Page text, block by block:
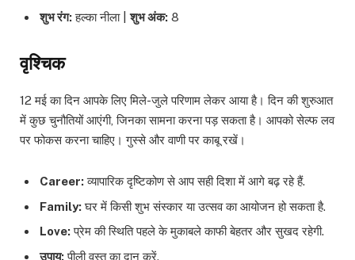
शुभ रंग:हल्का नीला |शुभ अंक: 8
वृश्चिक
12 मई का दिन आपके लिए मिले-जुले परिणाम लेकर आया है। दिन की शुरुआत
में कुछ चुनौतियों आएंगी, जिनका सामना करना पड़ सकता है। आपको सेल्फ लव
पर फोकस करना चाहिए। गुस्से और वाणी पर काबू रखें।
Career:व्यापारिक दृष्टिकोण से आप सही दिशा में आगे बढ़ रहे हैं.
Family:घर में किसी शुभ संस्कार या उत्सव का आयोजन हो सकता है.
Love:प्रेम की स्थिति पहले के मुकाबले काफी बेहतर और सुखद रहेगी.
उपाय:पीली वस्तु का दान करें.